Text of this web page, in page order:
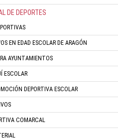
DE DEPORTES
EN EDAD ESCOLAR DE ARAGÓN
AYUNTAMIENTOS
ESCOLAR
DEPORTIVA ESCOLAR
COMARCAL